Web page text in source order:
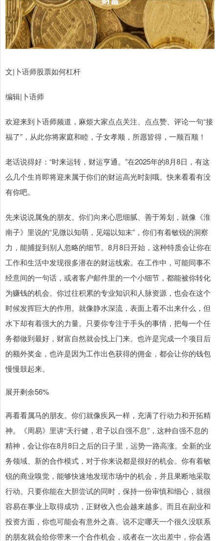
文|卜语师股票如何杠杆
编辑|卜语师
欢迎来到卜语师频道，麻烦大家点点关注、点点赞、评论一句“接
福了”，从此你将家庭和睦，子女孝顺，所愿皆得，一顺百顺！
老话说得好：“时来运转，财运亨通。”在2025年的8月8日，有这
么几个生肖即将迎来属于你们的财运高光时刻哦。快来看看有没
有你吧。
先来说说属兔的朋友。你们向来心思细腻、善于筹划，就像《淮
南子》里说的“见微以知萌，见端以知末”，你们有着敏锐的洞察
力，能捕捉到别人忽略的细节。8月8日开始，这种特质会让你在
工作和生活中发现很多潜在的财运线索。在工作中，可能同事不
经意间的一句话，或者客户邮件里的一个小细节，都能被你转化
为赚钱的机会。你过往积累的专业知识和人脉资源，也会在这个
时候发挥巨大的作用。就像静水深流，表面上看不出来什么，但
水下却有着强大的力量。只要你专注于手头的事情，把每一个任
务都做到最好，财富自然就会找上门来。也许是完成一个项目后
的额外奖金，也许是因为工作出色获得的佣金，都会让你的钱包
慢慢鼓起来。
展开剩余56%
再看看属马的朋友。你们就像疾风一样，充满了行动力和开拓精
神。《周易》里讲“天行健，君子以自强不息”，这种自强不息的
精神，会让你在8月8日之后的日子里，运势一路高涨。全新的业
务领域、新的合作模式，对于你来说都是很好的机会。你有着敏
锐的商业嗅觉，能够快速地发现市场中的机会，并且果断地采取
行动。只要你能在大胆尝试的同时，保持一份审慎和细心，就很
容易在事业上取得成功，正财收入也会越来越多。而且在副业和
投资方面，你也可能会有意外之喜。说不定哪天一个很久没联系
的朋友就会给你带来一个合作机会，或者在一次出差中，你会遇